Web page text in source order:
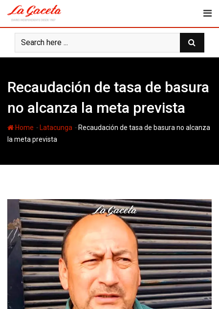
content
Recaudación de tasa de basura
no alcanza la meta prevista
Home - Latacunga - Recaudación de tasa de basura no alcanza
la meta prevista